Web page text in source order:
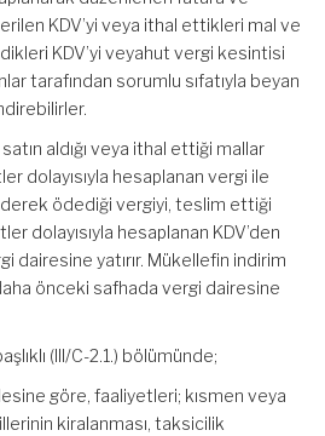
KDV’yi veya ithal ettikleri mal ve
KDV’yi veyahut vergi kesintisi
tarafından sorumlu sıfatıyla beyan
aldığı veya ithal ettiği mallar
dolayısıyla hesaplanan vergi ile
ödediği vergiyi, teslim ettiği
dolayısıyla hesaplanan KDV’den
dairesine yatırır. Mükellefin indirim
önceki safhada vergi dairesine
(III/C-2.1.) bölümünde;
göre, faaliyetleri; kısmen veya
kiralanması, taksicilik